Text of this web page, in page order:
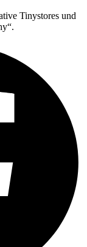
Tinystores und